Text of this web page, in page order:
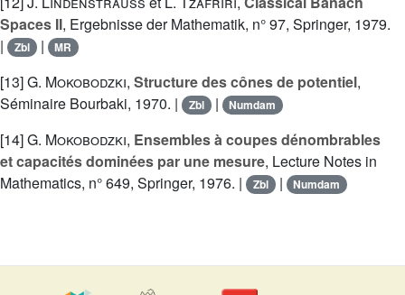
Spaces II, Ergebnisse der Mathematik, n° 97, Springer, 1979.
|
Zbl | MR
[13]G. Mokobodzki, Structure des cônes de potentiel,
Séminaire Bourbaki, 1970. |
Zbl | Numdam
[14]G. Mokobodzki, Ensembles à coupes dénombrables
et capacités dominées par une mesure, Lecture Notes in
Mathematics, n° 649, Springer, 1976. |
Zbl | Numdam